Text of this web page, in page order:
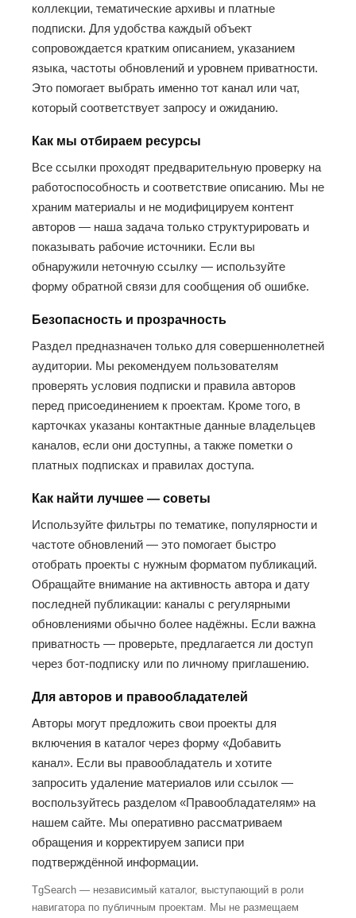
коллекции, тематические архивы и платные
подписки. Для удобства каждый объект
сопровождается кратким описанием, указанием
языка, частоты обновлений и уровнем приватности.
Это помогает выбрать именно тот канал или чат,
который соответствует запросу и ожиданию.
Как мы отбираем ресурсы
Все ссылки проходят предварительную проверку на
работоспособность и соответствие описанию. Мы не
храним материалы и не модифицируем контент
авторов — наша задача только структурировать и
показывать рабочие источники. Если вы
обнаружили неточную ссылку — используйте
форму обратной связи для сообщения об ошибке.
Безопасность и прозрачность
Раздел предназначен только для совершеннолетней
аудитории. Мы рекомендуем пользователям
проверять условия подписки и правила авторов
перед присоединением к проектам. Кроме того, в
карточках указаны контактные данные владельцев
каналов, если они доступны, а также пометки о
платных подписках и правилах доступа.
Как найти лучшее — советы
Используйте фильтры по тематике, популярности и
частоте обновлений — это помогает быстро
отобрать проекты с нужным форматом публикаций.
Обращайте внимание на активность автора и дату
последней публикации: каналы с регулярными
обновлениями обычно более надёжны. Если важна
приватность — проверьте, предлагается ли доступ
через бот-подписку или по личному приглашению.
Для авторов и правообладателей
Авторы могут предложить свои проекты для
включения в каталог через форму «Добавить
канал». Если вы правообладатель и хотите
запросить удаление материалов или ссылок —
воспользуйтесь разделом «Правообладателям» на
нашем сайте. Мы оперативно рассматриваем
обращения и корректируем записи при
подтверждённой информации.
TgSearch — независимый каталог, выступающий в роли
навигатора по публичным проектам. Мы не размещаем